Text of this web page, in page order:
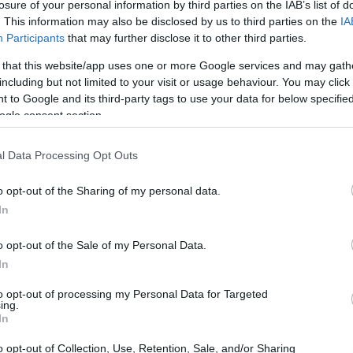
of your personal information by third parties on the IAB’s list of
This information may also be disclosed by us to third parties on the
Participants that may further disclose it to other third parties.
that this website/app uses one or more Google services and may
but not limited to your visit or usage behaviour. You may
to Google and its third-party tags to use your data for below
consent section.
Data Processing Opt Outs
opt-out of the Sharing of my personal data.
opt-out of the Sale of my Personal Data.
opt-out of processing my Personal Data for Targeted
opt-out of Collection, Use, Retention, Sale, and/or Sharing
Πρωθυπουργού τον Ιούλιο του 2019 και
(ΦΕΚ Β’ 2659/18.06.2021) Απόφαση του
να υπογράφει «Με εντολή
αποφάσεις που αφορούν μεταξύ
Συμβουλίου Διαχείρισης
δε τον ενημέρωσε ο Διοικητής ή
προσώπου , αλλά και γενικότερα
Διατάξεων νόμιμης
οι διατάξεις, χρονικά διαστήματα
γενικότερα για όλη τη διαδικασία που
διάταξης».
στο πόρισμα αναφέρεται, ότι δεν είχε
ενω για τη Βασιλική Βλάχου τονίζεται
22:40
22:26